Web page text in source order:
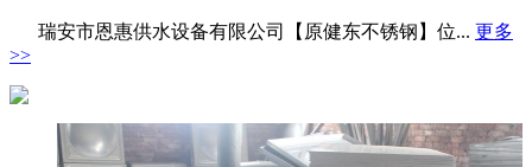
瑞安市恩惠供水设备有限公司【原健东不锈钢】位... 更多
>>